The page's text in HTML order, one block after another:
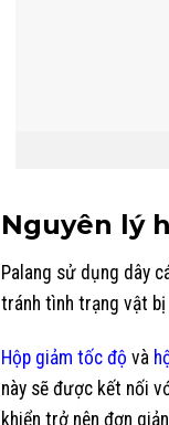
Nguyên lý
Palang sử dụng dây
tránh tình trạng vật bị
Hộp giảm tốc độ và
này sẽ được kết nối
khiển trở nên đơn